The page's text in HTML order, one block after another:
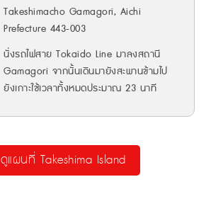
Takeshimacho Gamagori, Aichi
Prefecture 443-003
นั่งรถไฟสาย Tokaido Line มาลงสถานี
Gamagori จากนั้นเดินมายังสะพานข้ามไป
ยังเกาะใช้เวลาทั้งหมดประมาณ 23 นาที
ดูแผนที่ Takeshima Island